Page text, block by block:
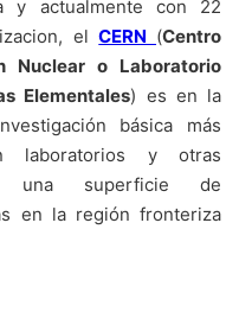
y actualmente con 22
elCERN (Centro
Nuclear o Laboratorio
Elementales) es en la
básica más
laboratorios y otras
una superficie de
en la región fronteriza